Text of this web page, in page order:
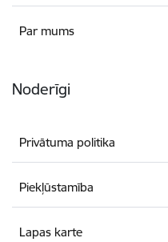
Par mums
Noderīgi
Privātuma politika
Piekļūstamība
Lapas karte